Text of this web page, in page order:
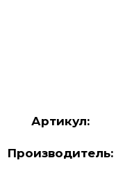
Артикул:
Производитель: